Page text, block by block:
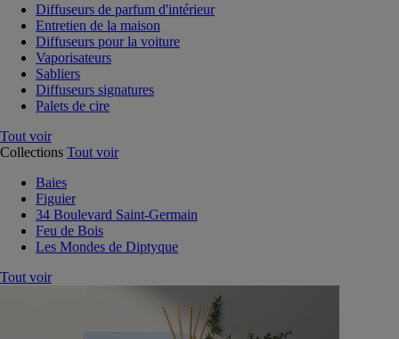
Diffuseurs de parfum d'intérieur
Entretien de la maison
Diffuseurs pour la voiture
Vaporisateurs
Sabliers
Diffuseurs signatures
Palets de cire
Tout voir
Collections Tout voir
Baies
Figuier
34 Boulevard Saint-Germain
Feu de Bois
Les Mondes de Diptyque
Tout voir